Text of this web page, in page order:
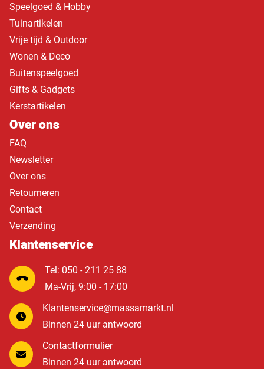
Speelgoed & Hobby
Tuinartikelen
Vrije tijd & Outdoor
Wonen & Deco
Buitenspeelgoed
Gifts & Gadgets
Kerstartikelen
Over ons
FAQ
Newsletter
Over ons
Retourneren
Contact
Verzending
Klantenservice
Tel: 050 - 211 25 88
Ma-Vrij, 9:00 - 17:00
Klantenservice@massamarkt.nl
Binnen 24 uur antwoord
Contactformulier
Binnen 24 uur antwoord